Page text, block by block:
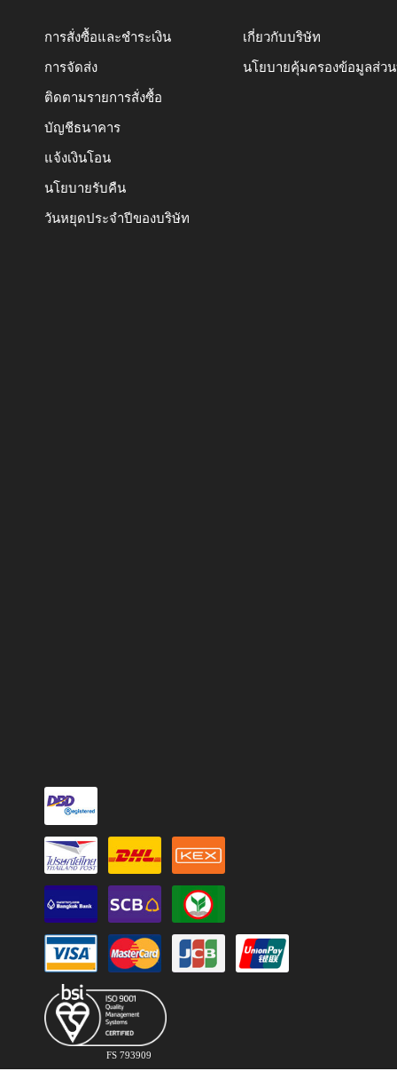
การสั่งซื้อและชำระเงิน
การจัดส่ง
ติดตามรายการสั่งซื้อ
บัญชีธนาคาร
แจ้งเงินโอน
นโยบายรับคืน
วันหยุดประจำปีของบริษัท
เกี่ยวกับบริษัท
นโยบายคุ้มครองข้อมูลส่ว
FS 793909